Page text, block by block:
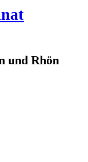
und Rhön